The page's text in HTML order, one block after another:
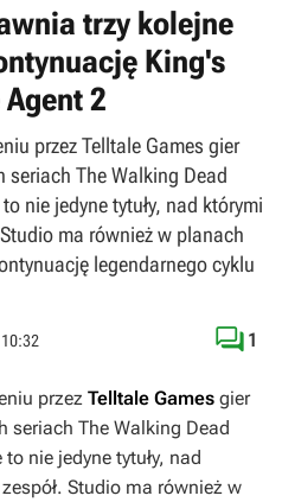
trzy kolejne
King's
2
przez Telltale Games gier
The Walking Dead
nie jedyne tytuły, nad którymi
ma również w planach
legendarnego cyklu
 1
przez Telltale Games gier
seriach The Walking Dead
nie jedyne tytuły, nad
Studio ma również w